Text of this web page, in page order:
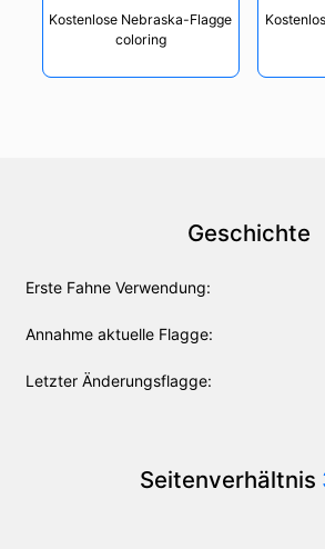
Kostenlose Nebraska-Flagge
coloring
Geschichte
Erste Fahne Verwendung:
Annahme aktuelle Flagge:
Letzter Änderungsflagge:
Seitenverhältnis